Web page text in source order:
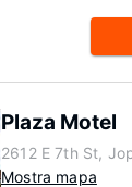
Plaza Motel
2612 E 7th St,
Mostra mapa